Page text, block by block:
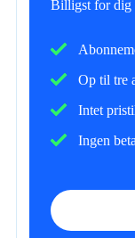
Billigst for dig
Op til tre
Intet
Ingen